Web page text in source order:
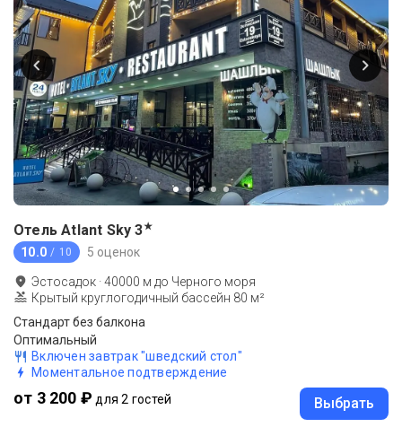
Отель Atlant Sky 3★
10.0 / 10 5 оценок
Эстосадок ·40000 м до Черного моря
Крытый круглогодичный бассейн 80 м²
Стандарт без балкона
Оптимальный
Включен завтрак "шведский стол"
Моментальное подтверждение
от 3 200 ₽ для 2 гостей Выбрать